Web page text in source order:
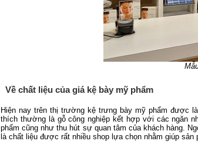
Về chất liệu của giá kệ bày mỹ phẩm
Hiện nay trên thị trường kệ trưng bày mỹ phẩm được
thích thường là gỗ công nghiệp kết hợp với các ngăn
phẩm cũng như thu hút sự quan tâm của khách hàng.
là chất liệu được rất nhiều shop lựa chọn nhằm giúp sản